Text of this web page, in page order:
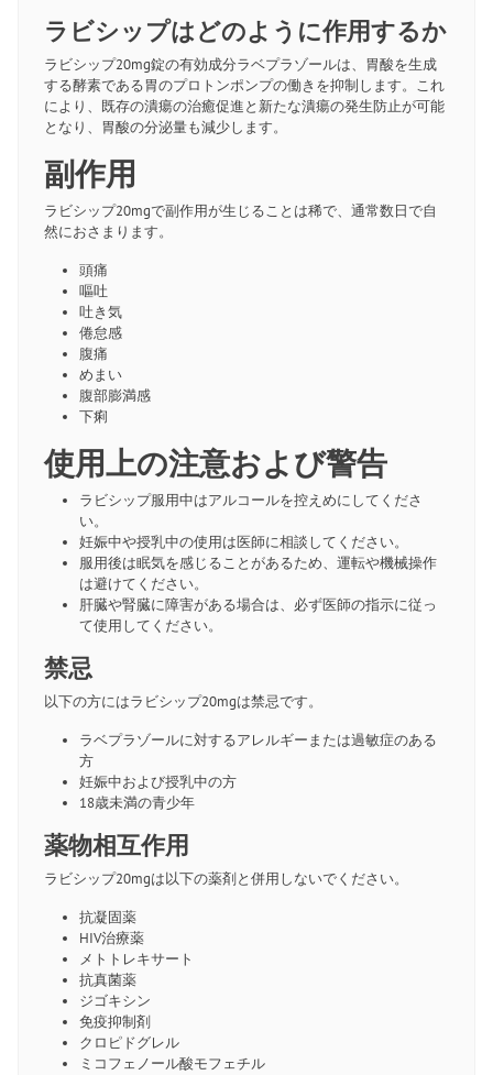
ラビシップはどのように作用するか
ラビシップ20mg錠の有効成分ラベプラゾールは、胃酸を生成
する酵素である胃のプロトンポンプの働きを抑制します。これ
により、既存の潰瘍の治癒促進と新たな潰瘍の発生防止が可能
となり、胃酸の分泌量も減少します。
副作用
ラビシップ20mgで副作用が生じることは稀で、通常数日で自
然におさまります。
頭痛
嘔吐
吐き気
倦怠感
腹痛
めまい
腹部膨満感
下痢
使用上の注意および警告
ラビシップ服用中はアルコールを控えめにしてくださ
い。
妊娠中や授乳中の使用は医師に相談してください。
服用後は眠気を感じることがあるため、運転や機械操作
は避けてください。
肝臓や腎臓に障害がある場合は、必ず医師の指示に従っ
て使用してください。
禁忌
以下の方にはラビシップ20mgは禁忌です。
ラベプラゾールに対するアレルギーまたは過敏症のある
方
妊娠中および授乳中の方
18歳未満の青少年
薬物相互作用
ラビシップ20mgは以下の薬剤と併用しないでください。
抗凝固薬
HIV治療薬
メトトレキサート
抗真菌薬
ジゴキシン
免疫抑制剤
クロピドグレル
ミコフェノール酸モフェチル